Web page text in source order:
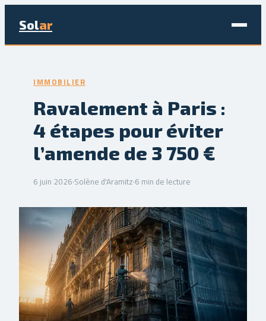
Solar
Bricolage
Écologie & Énergie
Jardinage
Immobilier
IMMOBILIER
Ravalement à Paris :
4 étapes pour éviter
l’amende de 3 750 €
6 juin 2026·Solène d'Aramitz·6 min de lecture